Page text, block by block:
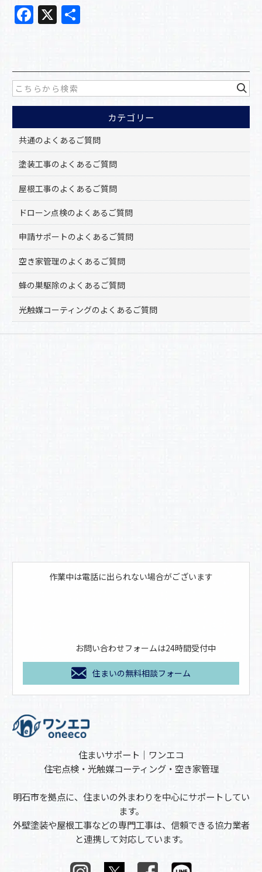
F
a
e
b
o
o
k
X
カテゴリー
共通のよくあるご質問
塗装工事のよくあるご質問
屋根工事のよくあるご質問
ドローン点検のよくあるご質問
申請サポートのよくあるご質問
空き家管理のよくあるご質問
蜂の巣駆除のよくあるご質問
光触媒コーティングのよくあるご質問
作業中は電話に出られない場合がございます
お問い合わせフォームは24時間受付中
住まいの無料相談フォーム
住まいサポート｜ワンエコ
住宅点検・光触媒コーティング・空き家管理
明石市を拠点に、住まいの外まわりを中心にサポートしてい
ます。
外壁塗装や屋根工事などの専門工事は、信頼できる協力業者
と連携して対応しています。